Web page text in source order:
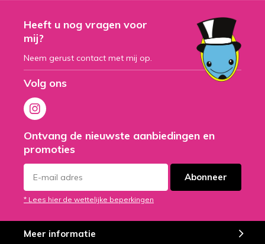
Heeft u nog vragen voor
mij?
Neem gerust contact met mij op.
Volg ons
Ontvang de nieuwste aanbiedingen en
promoties
Abonneer
* Lees hier de wettelijke beperkingen
Meer informatie